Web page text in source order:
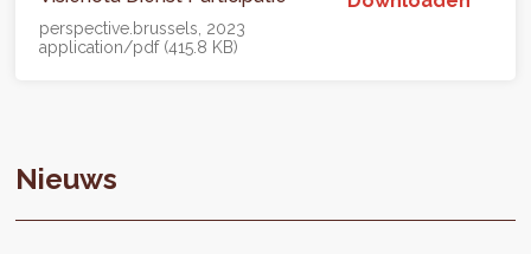
perspective.brussels 2023
application/pdf (415.8 KB)
Nieuws